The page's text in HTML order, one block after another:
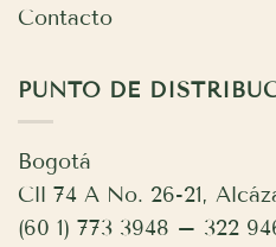
Contacto
PUNTO DE
Bogotá
Cll 74 A No. 26-21,
(60 1) 773 3948 – 322